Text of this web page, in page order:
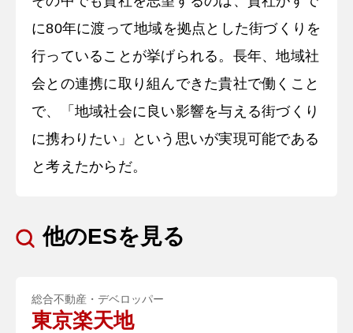
に80年に渡って地域を拠点とした街づくりを
行っていることが挙げられる。長年、地域社
会との連携に取り組んできた貴社で働くこと
で、「地域社会に良い影響を与える街づくり
に携わりたい」という思いが実現可能である
と考えたからだ。
他のESを見る
総合不動産・デベロッパー
東京楽天地